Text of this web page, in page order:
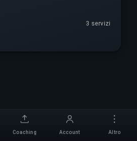
3 servizi
Coaching Account Altro